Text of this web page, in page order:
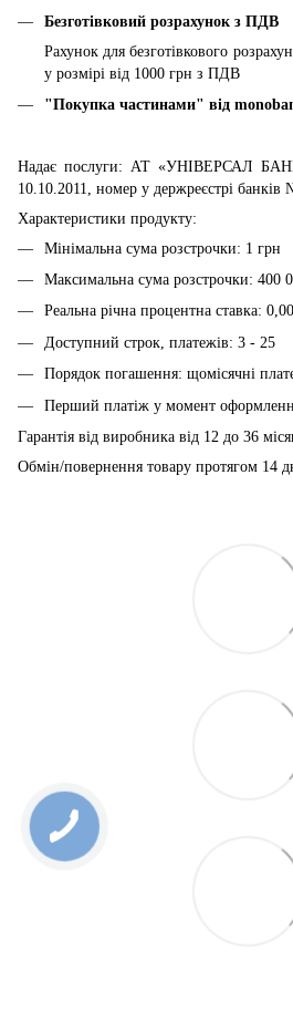
Безготівковий розрахунок з ПДВ
Рахунок для безготівкового
у розмірі від 1000 грн з ПДВ
"Покупка частинами" від
Надає послуги: АТ «УНІВЕРСАЛ
10.10.2011, номер у держреєстрі банків
Характеристики продукту:
Мінімальна сума розстрочки: 1 грн
Максимальна сума розстрочки: 400
Реальна річна процентна ставка:
Доступний строк, платежів: 3 - 25
Порядок погашення: щомісячні
Перший платіж у момент
Гарантія від виробника від 12 до 36
Обмін/повернення товару протягом 14